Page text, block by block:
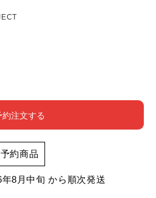
約注文する
予約商品
8月中旬 から順次発送